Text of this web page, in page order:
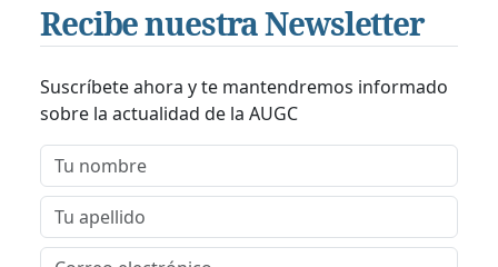
Recibe nuestra Newsletter
Suscríbete ahora y te mantendremos informado
sobre la actualidad de la AUGC